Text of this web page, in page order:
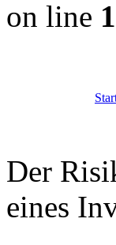
on line
Der
eines